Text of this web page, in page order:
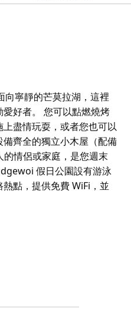
寧靜的芒莫拉湖，這裡
好者。 您可以點燃燒烤
盡情玩耍，或者您也可以
齊全的獨立小木屋（配備
情侶或家庭，是您週末
假日公園設有游泳
點，提供免費 WiFi，並
好者。
，欣賞美景。設備齊全的
可容納最多六人的情侶
選。